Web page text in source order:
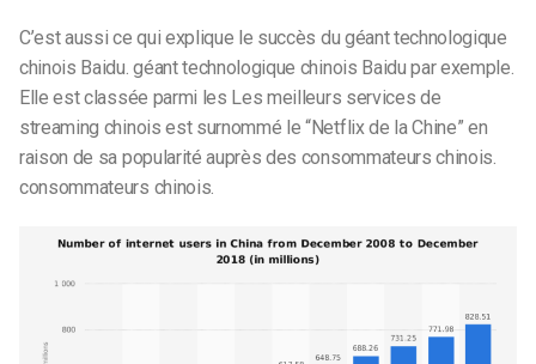
C’est aussi ce qui explique le succès du géant technologique
chinois Baidu.géant technologique chinois Baidu par exemple.
Elle est classée parmi les Les meilleurs services de
streaming chinois est surnommé le “Netflix de la Chine” en
raison de sa popularité auprès des consommateurs chinois.
consommateurs chinois